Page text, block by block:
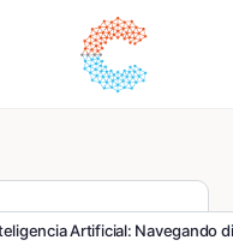
Artificial: Navegando